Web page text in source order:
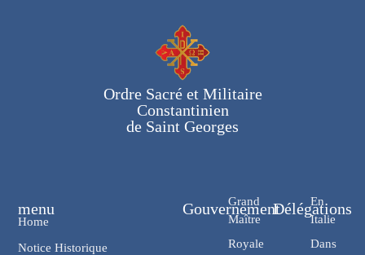
Ordre Sacré et Militaire
Constantinien
de Saint Georges
Gouvernement
Grand
Maître
Royale
Délégations
En
Italie
Dans
menu
Home
Notice Historique